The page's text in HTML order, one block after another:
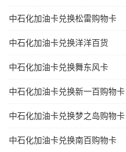
中石化加油卡兑换松雷购物卡
中石化加油卡兑换洋洋百货
中石化加油卡兑换舞东风卡
中石化加油卡兑换新一百购物卡
中石化加油卡兑换梦之岛购物卡
中石化加油卡兑换南百购物卡